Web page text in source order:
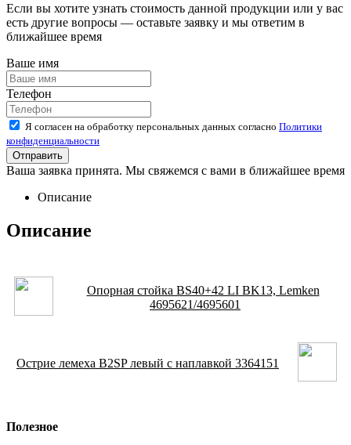
Если вы хотите узнать стоимость данной продукции или у вас
есть другие вопросы — оставьте заявку и мы ответим в
ближайшее время
Ваше имя
Телефон
Я согласен на обработку персональных данных согласно Политики
конфиденциальности
Ваша заявка принята. Мы свяжемся с вами в ближайшее время
Описание
Описание
Опорная стойка BS40+42 LI BK13, Lemken
4695621/4695601
Острие лемеха B2SP левый с наплавкой 3364151
Полезное